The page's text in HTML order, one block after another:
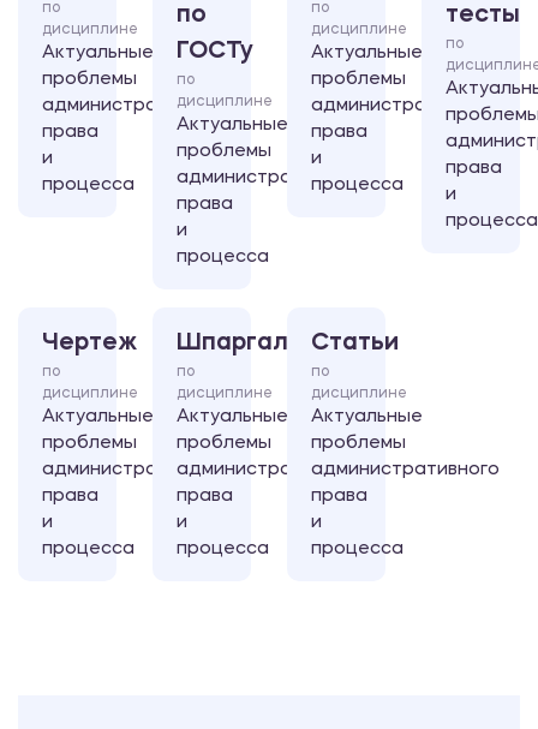
по
дисциплине
Актуальные
проблемы
административного
права
и
процесса
по
ГОСТу
по
дисциплине
Актуальные
проблемы
административного
права
и
процесса
по
дисциплине
Актуальные
проблемы
административного
права
и
процесса
тесты
по
права
и
процесса
Чертеж
по
дисциплине
Актуальные
проблемы
административного
права
и
процесса
Шпаргалка
по
дисциплине
Актуальные
проблемы
административного
права
и
процесса
Статьи
по
дисциплине
Актуальные
проблемы
административного
права
и
процесса